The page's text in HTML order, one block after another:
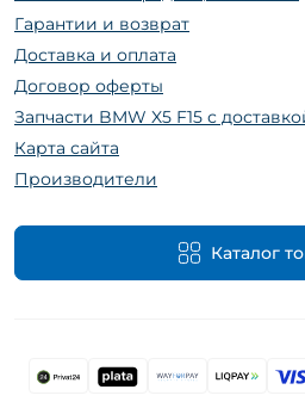
Гарантии и возврат
Доставка и оплата
Договор оферты
Запчасти BMW X5 F15 с
Карта сайта
Производители
Каталог